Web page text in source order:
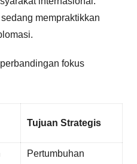
mempraktikkan
fokus
Tujuan Strategis
Pertumbuhan